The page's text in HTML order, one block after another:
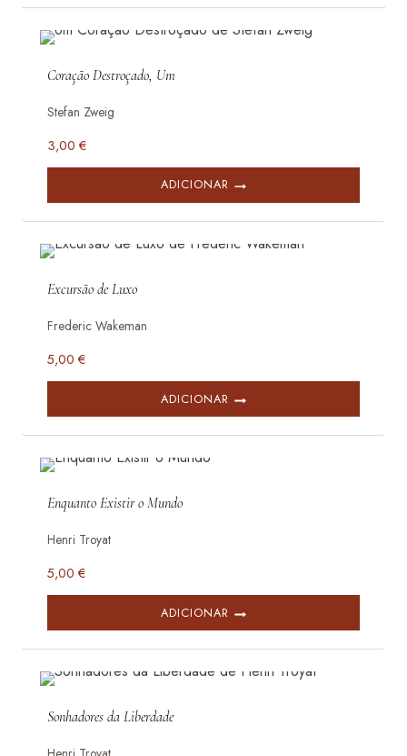
Coração Destroçado, Um
Stefan Zweig
3,00 €
ADICIONAR
Excursão de Luxo
Frederic Wakeman
5,00 €
ADICIONAR
Enquanto Existir o Mundo
Henri Troyat
5,00 €
ADICIONAR
Sonhadores da Liberdade